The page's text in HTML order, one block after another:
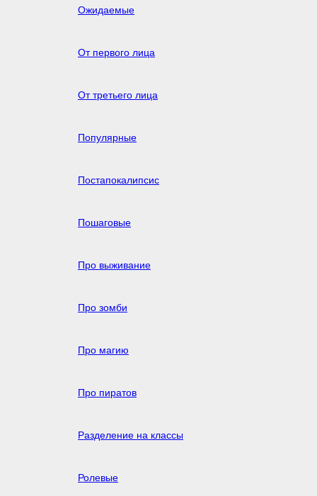
Ожидаемые
От первого лица
От третьего лица
Популярные
Постапокалипсис
Пошаговые
Про выживание
Про зомби
Про магию
Про пиратов
Разделение на классы
Ролевые